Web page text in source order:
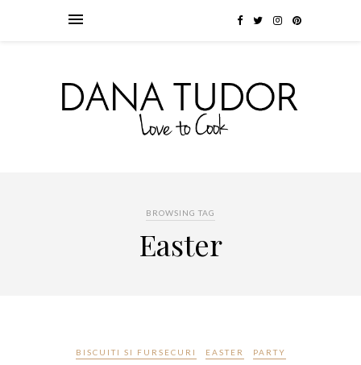
BROWSING TAG
Easter
BISCUITI SI FURSECURI EASTER PARTY